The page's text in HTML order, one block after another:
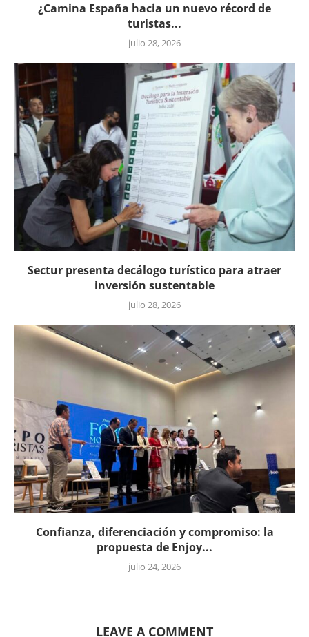
¿Camina España hacia un nuevo récord de
turistas...
julio 28, 2026
Sectur presenta decálogo turístico para atraer
inversión sustentable
julio 28, 2026
Confianza, diferenciación y compromiso: la
propuesta de Enjoy...
julio 24, 2026
LEAVE A COMMENT